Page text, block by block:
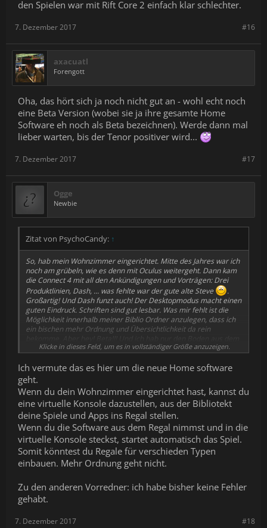
den Spielen war mit Rift Core 2 einfach klar schlechter.
#16
7. Dezember 2017
axacuatl
Forengott
Oha, das hört sich ja noch nicht gut an - wohl echt noch
eine Beta Version (wobei sie ja ihre gesamte Home
Software eh noch als Beta bezeichnen). Werde dann mal
lieber warten, bis der Tenor positiver wird...
#17
7. Dezember 2017
Ogge
Newbie
Zitat von PsychoCandy: ↑
So, hab mein Wohnzimmer eingerichtet. Mitte des Jahres war ich
noch am grübeln, wie es denn mit Oculus weitergeht. Dann kam
die Connect 4 mit all den Ankündigungen und Vorträgen: Drei
Produktlinien, Dash, ... was fehlte war der gute alte Steve
.
Großartig! Und Dash funzt auch! Der Desktopmodus macht einen
guten Eindruck. Schriften sind gut lesbar. Was mir fehlt ist die
Möglichkeit innerhalb meiner Biblio Ordner anzulegen, dass ich
ein bischen mehr Ordnung und Übersichtlichkeit da rein
Red Room in Twin Peaks, mir fehlen noch Vorhänge!
Klicke in dieses Feld, um es in vollständiger Größe anzuzeigen.
Ich vermute das es hier um die neue Home software
geht.
Wenn du dein Wohnzimmer eingerichtet hast, kannst du
eine virtuelle Konsole dazustellen, aus der Bibliotekt
deine Spiele und Apps ins Regal stellen.
Wenn du die Software aus dem Regal nimmst und in die
virtuelle Konsole steckst, startet automatisch das Spiel.
Somit könntest du Regale für verschieden Typen
einbauen. Mehr Ordnung geht nicht.
Zu den anderen Vorredner: ich habe bisher keine Fehler
gehabt.
#18
7. Dezember 2017